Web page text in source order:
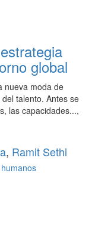
global
nueva moda de
talento. Antes se
las capacidades...,
, Ramit Sethi